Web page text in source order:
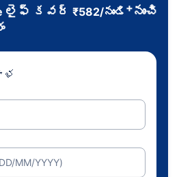
లైఫ్ కవర్ ₹582/నుండి +నుంచి
MM/YYYY)